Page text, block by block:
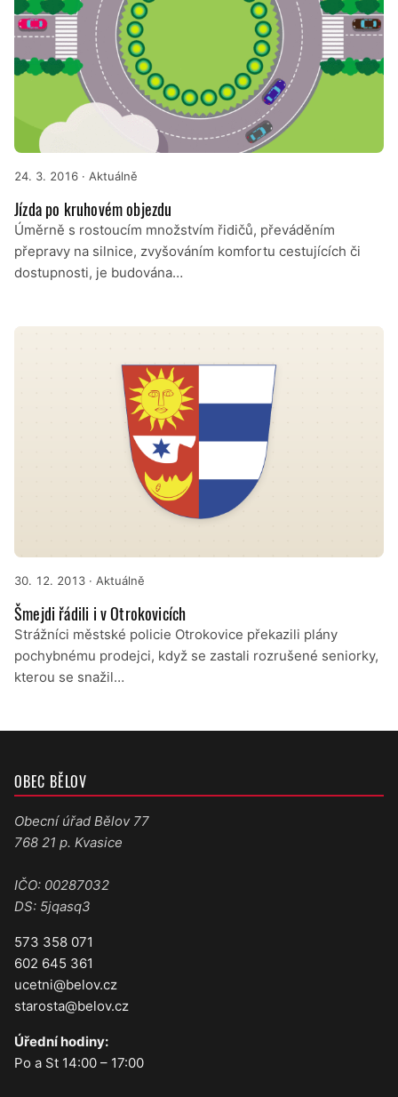
24. 3. 2016 · Aktuálně
Jízda po kruhovém objezdu
Úměrně s rostoucím množstvím řidičů, převáděním
přepravy na silnice, zvyšováním komfortu cestujících či
dostupnosti, je budována…
30. 12. 2013 · Aktuálně
Šmejdi řádili i v Otrokovicích
Strážníci městské policie Otrokovice překazili plány
pochybnému prodejci, když se zastali rozrušené seniorky,
kterou se snažil…
OBEC BĚLOV
Obecní úřad Bělov 77
768 21 p. Kvasice
IČO: 00287032
DS: 5jqasq3
573 358 071
602 645 361
ucetni@belov.cz
starosta@belov.cz
Úřední hodiny:
Po a St 14:00 – 17:00